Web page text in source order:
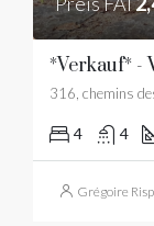
*Verkauf* -
316, chemins
4 4
Grégoire